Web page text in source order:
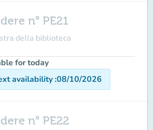
n° PE21
della biblioteca
for today
availability:08/10/2026
n° PE22